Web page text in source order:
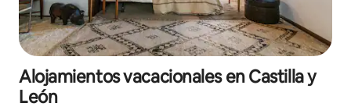
Alojamientos vacacionales en Castilla y
León